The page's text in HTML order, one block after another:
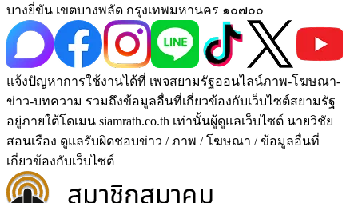
บางยี่ขัน เขตบางพลัด กรุงเทพมหานคร ๑๐๗๐๐
แจ้งปัญหาการใช้งานได้ที่ เพจสยามรัฐออนไลน์ภาพ-โฆษณา-
ข่าว-บทความ รวมถึงข้อมูลอื่นที่เกี่ยวข้องกับเว็บไซต์สยามรัฐ
อยู่ภายใต้โดเมน siamrath.co.th เท่านั้นผู้ดูแลเว็บไซต์ นายวิชัย
สอนเรือง ดูแลรับผิดชอบข่าว / ภาพ / โฆษณา / ข้อมูลอื่นที่
เกี่ยวข้องกับเว็บไซต์